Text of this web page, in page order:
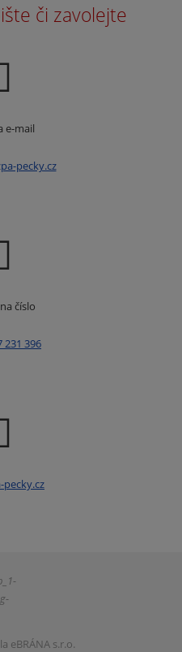
či zavolejte
e-mail
pecky.cz
číslo
231 396
pecky.cz
eBRÁNA s.r.o.